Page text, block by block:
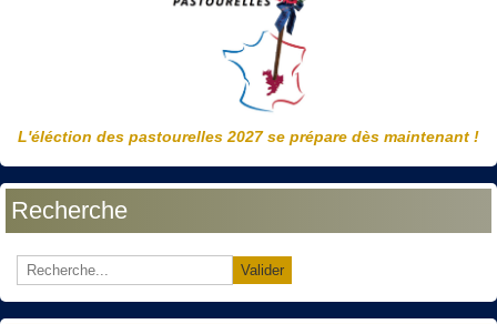
L'éléction des pastourelles 2027 se prépare dès maintenant !
Recherche
Valider